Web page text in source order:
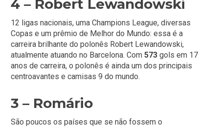
4 – Robert Lewandowski
12 ligas nacionais, uma Champions League, diversas
Copas e um prêmio de Melhor do Mundo: essa é a
carreira brilhante do polonês Robert Lewandowski,
atualmente atuando no Barcelona. Com573 gols em 17
anos de carreira, o polonês é ainda um dos principais
centroavantes e camisas 9 do mundo.
3 – Romário
São poucos os países que se não fossem o